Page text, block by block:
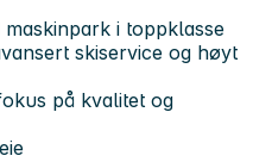
i toppklasse
skiservice og høyt
på kvalitet og